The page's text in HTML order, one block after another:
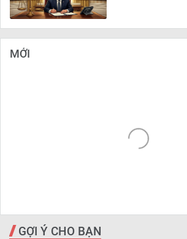
MỚI
GỢI Ý CHO BẠN